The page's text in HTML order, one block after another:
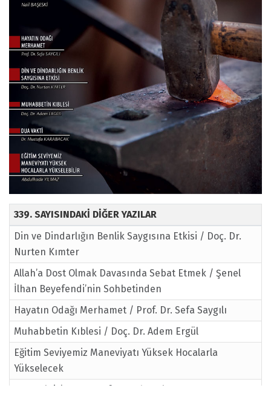
339. SAYISINDAKİ DİĞER YAZILAR
Din ve Dindarlığın Benlik Saygısına Etkisi / Doç. Dr.
Nurten Kımter
Allah’a Dost Olmak Davasında Sebat Etmek / Şenel
İlhan Beyefendi’nin Sohbetinden
Hayatın Odağı Merhamet / Prof. Dr. Sefa Saygılı
Muhabbetin Kıblesi / Doç. Dr. Adem Ergül
Eğitim Seviyemiz Maneviyatı Yüksek Hocalarla
Yükselecek